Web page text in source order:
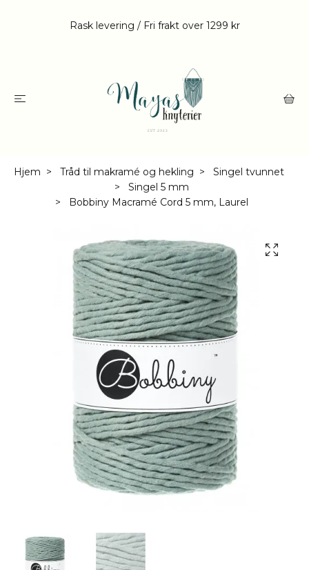
Rask levering / Fri frakt over 1299 kr
Hjem Tråd til makramé og hekling
Singel tvunnet
Singel 5 mm
Bobbiny Macramé Cord 5 mm, Laurel